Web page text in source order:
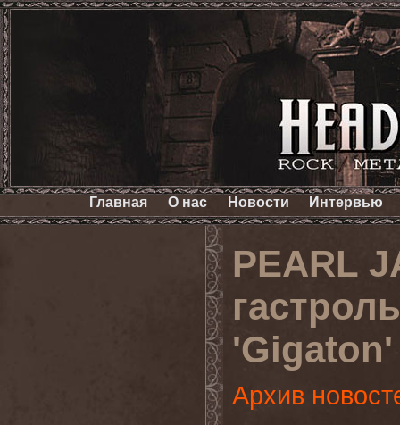
Главная О нас Новости Интервью
PEARL
Архив